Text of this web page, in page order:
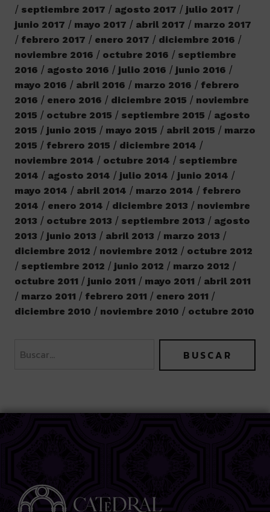
septiembre 2017
agosto 2017
julio 2017
junio 2017
mayo 2017 abril 2017
marzo 2017
febrero 2017
enero 2017
diciembre 2016
noviembre 2016
octubre 2016
septiembre
2016
agosto 2016 julio 2016
junio 2016
mayo 2016
abril 2016 marzo 2016
febrero
2016
enero 2016 diciembre 2015
noviembre
2015
octubre 2015 septiembre 2015
agosto
2015
junio 2015 mayo 2015 abril 2015
marzo
2015
febrero 2015
diciembre 2014
noviembre 2014
octubre 2014
septiembre
2014
agosto 2014 julio 2014
junio 2014
mayo 2014
abril 2014 marzo 2014
febrero
2014
enero 2014 diciembre 2013
noviembre
2013
octubre 2013 septiembre 2013
agosto
2013
junio 2013 abril 2013
marzo 2013
diciembre 2012
noviembre 2012
octubre 2012
septiembre 2012
junio 2012
marzo 2012
octubre 2011
junio 2011 mayo 2011
abril 2011
marzo 2011
febrero 2011
enero 2011
diciembre 2010
noviembre 2010 octubre 2010